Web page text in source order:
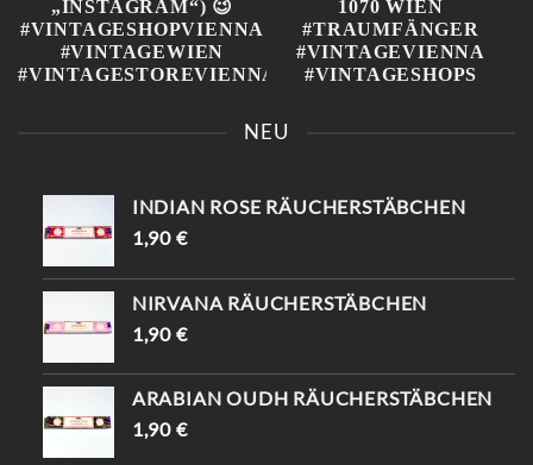
UF DICH (MIT „
INSTAGRAM“) 😉
#VINTAGESHOPVIENNA #
VINTAGEWIEN #
VINTAGESTOREVIENNA #
INTISHOPVIENNA #
ETHNOSTYLE
UND BEKOMMST -10%😍
📍KAISERSTRASSE 8, 1070 W
NEU
INDIAN ROSE RÄUCHERSTÄBCHEN
1,90 €
NIRVANA RÄUCHERSTÄBCHEN
1,90 €
ARABIAN OUDH RÄUCHERSTÄBCHEN
1,90 €